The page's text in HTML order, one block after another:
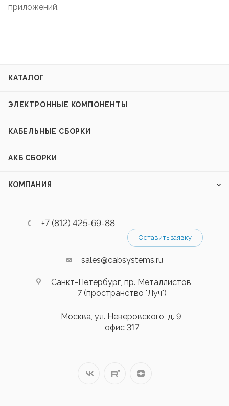
приложений.
КАТАЛОГ
ЭЛЕКТРОННЫЕ КОМПОНЕНТЫ
КАБЕЛЬНЫЕ СБОРКИ
АКБ СБОРКИ
КОМПАНИЯ
+7 (812) 425-69-88
Оставить заявку
sales@cabsystems.ru
Санкт-Петербург, пр. Металлистов,
7 (пространство "Луч")
Москва, ул. Неверовского, д. 9,
офис 317